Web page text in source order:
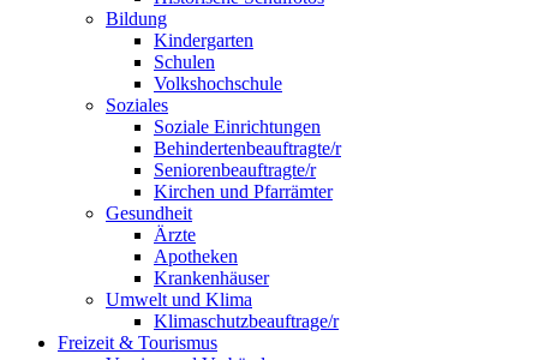
Bildung
Kindergarten
Schulen
Volkshochschule
Soziales
Soziale Einrichtungen
Behindertenbeauftragte/r
Seniorenbeauftragte/r
Kirchen und Pfarrämter
Gesundheit
Ärzte
Apotheken
Krankenhäuser
Umwelt und Klima
Klimaschutzbeauftrage/r
Freizeit & Tourismus